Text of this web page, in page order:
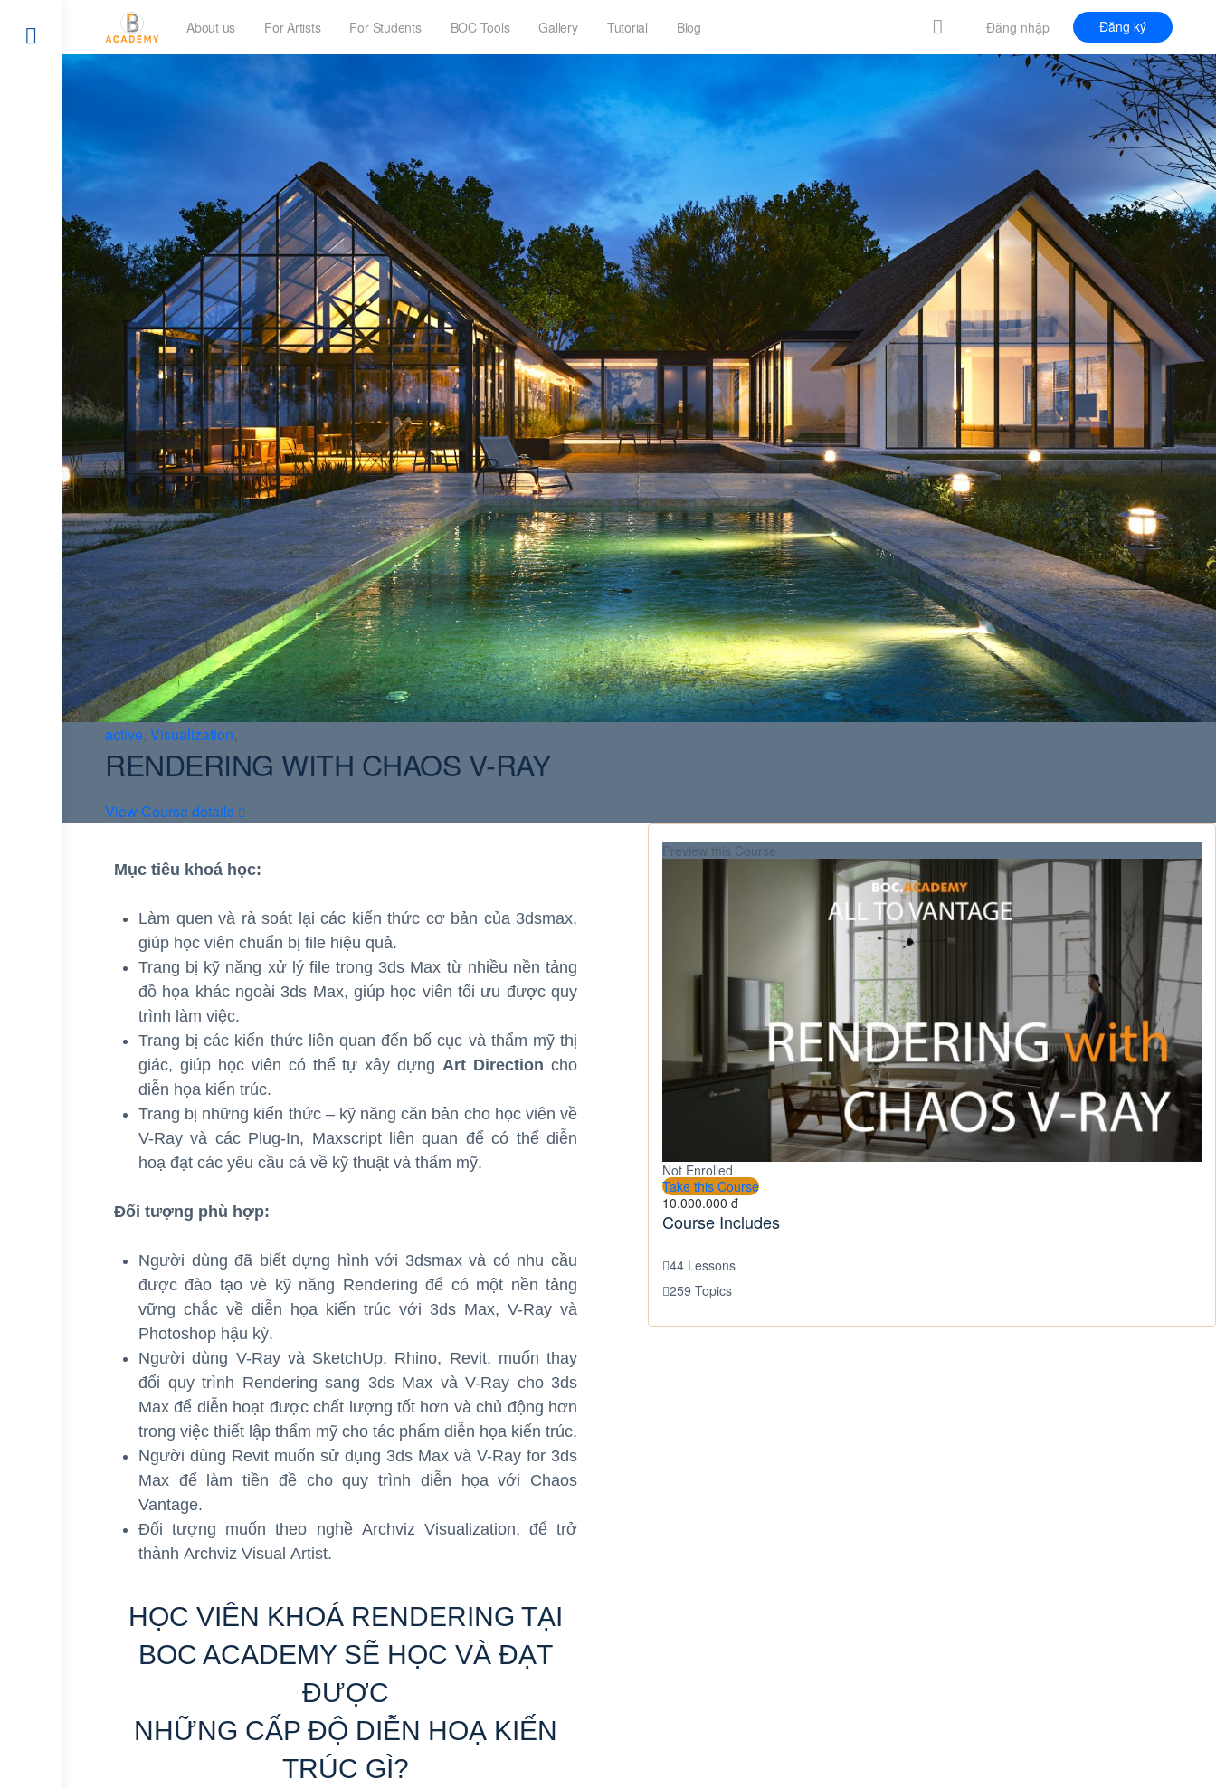
About us For Artists For Students BOC Tools Gallery Tutorial Blog Đăng nhập Đăng ký
active, Visualization,
RENDERING WITH CHAOS V-RAY
View Course details
Mục tiêu khoá học:
Làm quen và rà soát lại các kiến thức cơ bản của 3dsmax,
giúp học viên chuẩn bị file hiệu quả.
Trang bị kỹ năng xử lý file trong 3ds Max từ nhiều nền tảng
đồ họa khác ngoài 3ds Max, giúp học viên tối ưu được quy
trình làm việc.
Trang bị các kiến thức liên quan đến bố cục và thẩm mỹ thị
giác, giúp học viên có thể tự xây dựngArt Direction cho
diễn họa kiến trúc.
Trang bị những kiến thức – kỹ năng căn bản cho học viên về
V-Ray và các Plug-In, Maxscript liên quan để có thể diễn
hoạ đạt các yêu cầu cả về kỹ thuật và thẩm mỹ.
Đối tượng phù hợp:
Người dùng đã biết dựng hình với 3dsmax và có nhu cầu
được đào tạo vè kỹ năng Rendering để có một nền tảng
vững chắc về diễn họa kiến trúc với 3ds Max, V-Ray và
Photoshop hậu kỳ.
Người dùng V-Ray và SketchUp, Rhino, Revit, muốn thay
đổi quy trình Rendering sang 3ds Max và V-Ray cho 3ds
Max để diễn hoạt được chất lượng tốt hơn và chủ động hơn
trong việc thiết lập thẩm mỹ cho tác phẩm diễn họa kiến trúc.
Người dùng Revit muốn sử dụng 3ds Max và V-Ray for 3ds
Max để làm tiền đề cho quy trình diễn họa với Chaos
Vantage.
Đối tượng muốn theo nghề Archviz Visualization, để trở
thành Archviz Visual Artist.
HỌC VIÊN KHOÁ RENDERING TẠI
BOC ACADEMY SẼ HỌC VÀ ĐẠT
ĐƯỢC
NHỮNG CẤP ĐỘ DIỄN HOẠ KIẾN
TRÚC GÌ?
Preview this Course
Not Enrolled
Take this Course
10.000.000 đ
Course Includes
44 Lessons
259 Topics